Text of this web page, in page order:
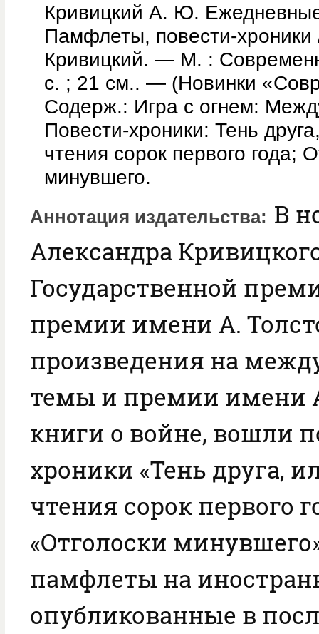
Кривицкий А. Ю.
Памфлеты, повести-хроники
Кривицкий. — М. :
с. ; 21 см.. — (Новинки
Содерж.: Игра с огнем:
Повести-хроники: Тень
чтения сорок первого года;
минувшего.
Аннотация издательства
В
Александра
Государственной
премии имени А.
произведения на
темы и премии имени
книги о войне, вошли
хроники «Тень друга,
чтения сорок первого
«Отголоски
памфлеты на
опубликованные в